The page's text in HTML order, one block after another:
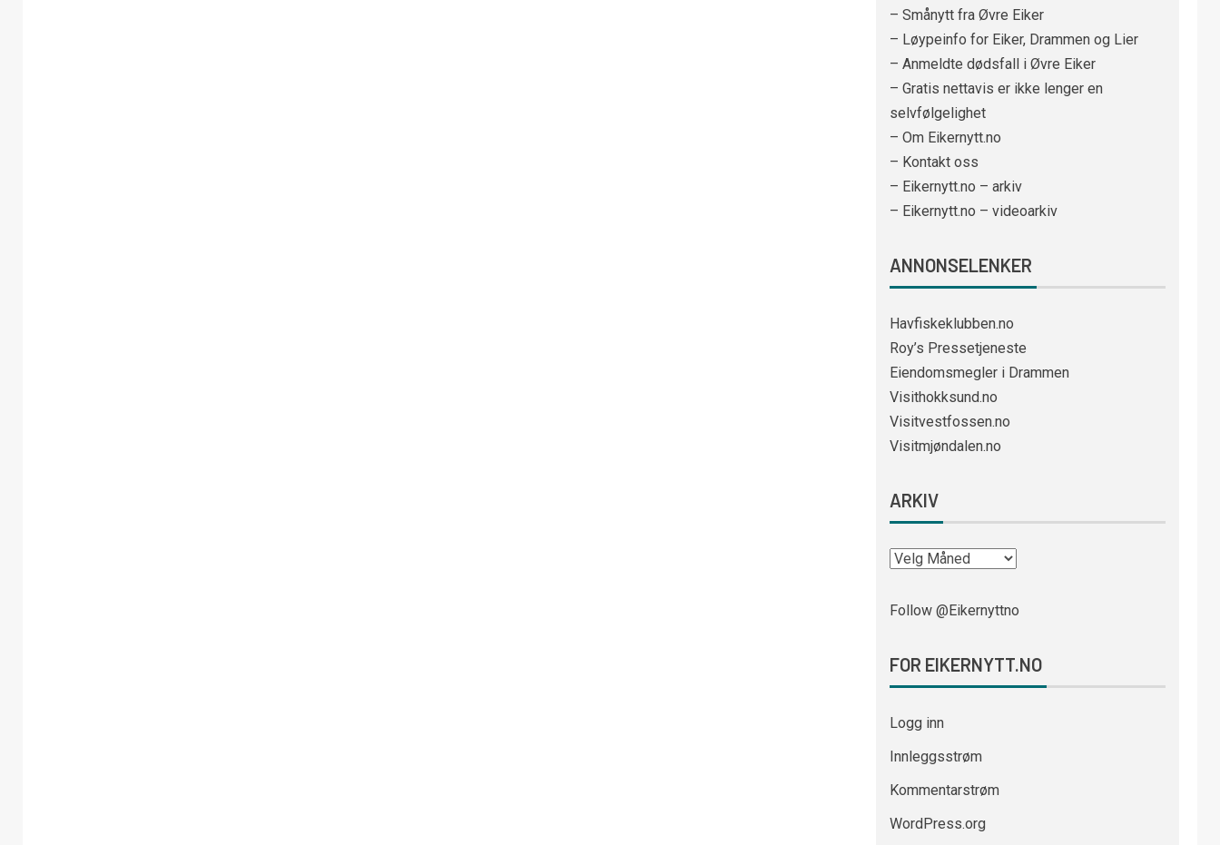
– Smånytt fra Øvre Eiker
– Løypeinfo for Eiker, Drammen og Lier
– Anmeldte dødsfall i Øvre Eiker
– Gratis nettavis er ikke lenger en
selvfølgelighet
– Om Eikernytt.no
– Kontakt oss
– Eikernytt.no – arkiv
– Eikernytt.no – videoarkiv
ANNONSELENKER
Havfiskeklubben.no
Roy’s Pressetjeneste
Eiendomsmegler i Drammen
Visithokksund.no
Visitvestfossen.no
Visitmjøndalen.no
ARKIV
Follow @Eikernyttno
FOR EIKERNYTT.NO
Logg inn
Innleggsstrøm
Kommentarstrøm
WordPress.org